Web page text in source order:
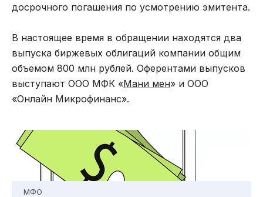
досрочного погашения по усмотрению эмитента.
В настоящее время в обращении находятся два
выпуска биржевых облигаций компании общим
объемом 800 млн рублей. Оферентами выпусков
выступают ООО МФК «Мани мен» и ОOO
«Онлайн Микрофинанс».
МФО